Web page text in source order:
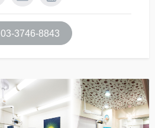
03-3746-8843